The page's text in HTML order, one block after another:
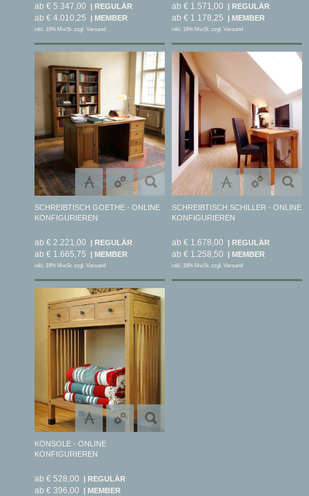
ab € 5.347,00
ab € 4.010,25
inkl. 19% MwSt. zzgl. Versand
ab € 1.571,00
ab € 1.178,25
inkl. 19% MwSt. zzgl. Versand
SCHREIBTISCH GOETHE - ONLINE
KONFIGURIEREN
ab € 2.221,00
ab € 1.665,75
inkl. 19% MwSt. zzgl. Versand
SCHREIBTISCH SCHILLER - ONLINE
KONFIGURIEREN
ab € 1.678,00
ab € 1.258,50
inkl. 19% MwSt. zzgl. Versand
KONSOLE - ONLINE
KONFIGURIEREN
ab € 528,00
ab € 396,00